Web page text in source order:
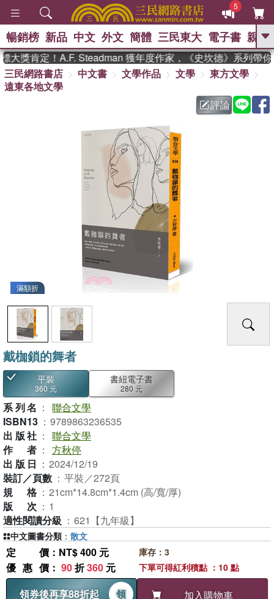
5
GO
熱搜： 東野圭吾 、 高希均教授回憶錄
暑期推薦 、 國際布克
方念華 、 台灣的李
登輝時代 、 數學女孩：黎曼猜想
偉大的迷走神經
暢銷榜 新品 中文 外文 簡體 三民東大 電子書 親子
獎肯定！A.F. Steadman 獲年度作家，《史坎德》系列帶你
三民網路書店
中文書 文學作品 文學
東方文學
遠東各地文學
評論
滿額折
戴枷鎖的舞者
平裝
360 元
書紐電子書
280 元
系列名 ： 聯合文學
ISBN13 ： 9789863236535
出版社 ： 聯合文學
作者 ： 方秋停
出版日 ： 2024/12/19
裝訂／頁數 ： 平裝／272頁
規格 ： 21cm*14.8cm*1.4cm (高/寬/厚)
版次 ： 1
適性閱讀分級 ： 621【九年級】
定價 ：NT$ 400 元
優惠價 ： 90折360 元
領券後再享88折起
領 加入購物車
庫存：3
下單可得紅利積點 ：10 點
中文圖書分類 ： 散文